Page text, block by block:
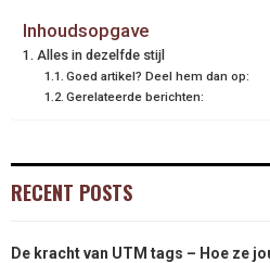
Inhoudsopgave
Alles in dezelfde stijl
Goed artikel? Deel hem dan op:
Gerelateerde berichten:
RECENT POSTS
De kracht van UTM tags – Hoe ze